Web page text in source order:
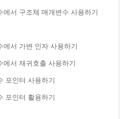
에서 구조체 매개변수 사용하기
에서 가변 인자 사용하기
에서 재귀호출 사용하기
포인터 사용하기
포인터 활용하기